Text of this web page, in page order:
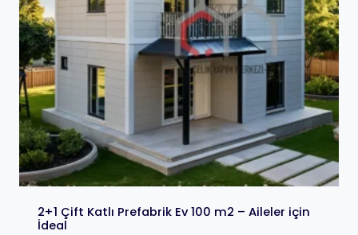
2+1 Çift Katlı Prefabrik Ev 100 m2 – Aileler için
İdeal